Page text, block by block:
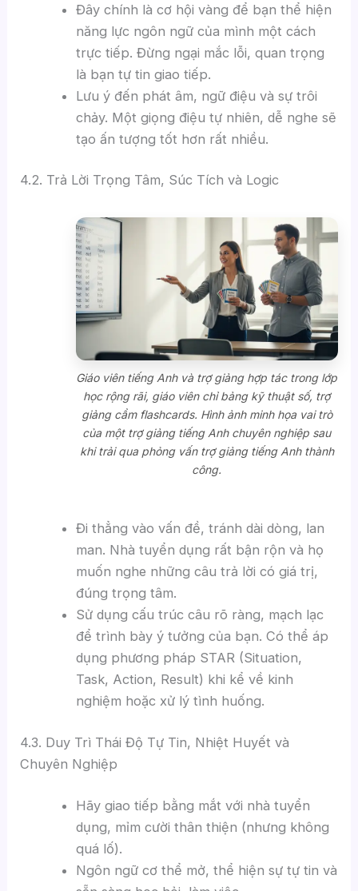
Đây chính là cơ hội vàng để bạn thể hiện
năng lực ngôn ngữ của mình một cách
trực tiếp. Đừng ngại mắc lỗi, quan trọng
là bạn tự tin giao tiếp.
Lưu ý đến phát âm, ngữ điệu và sự trôi
chảy. Một giọng điệu tự nhiên, dễ nghe sẽ
tạo ấn tượng tốt hơn rất nhiều.
4.2. Trả Lời Trọng Tâm, Súc Tích và Logic
Giáo viên tiếng Anh và trợ giảng hợp tác trong lớp
học rộng rãi, giáo viên chỉ bảng kỹ thuật số, trợ
giảng cầm flashcards. Hình ảnh minh họa vai trò
của một trợ giảng tiếng Anh chuyên nghiệp sau
khi trải qua phỏng vấn trợ giảng tiếng Anh thành
công.
Đi thẳng vào vấn đề, tránh dài dòng, lan
man. Nhà tuyển dụng rất bận rộn và họ
muốn nghe những câu trả lời có giá trị,
đúng trọng tâm.
Sử dụng cấu trúc câu rõ ràng, mạch lạc
để trình bày ý tưởng của bạn. Có thể áp
dụng phương pháp STAR (Situation,
Task, Action, Result) khi kể về kinh
nghiệm hoặc xử lý tình huống.
4.3. Duy Trì Thái Độ Tự Tin, Nhiệt Huyết và
Chuyên Nghiệp
Hãy giao tiếp bằng mắt với nhà tuyển
dụng, mỉm cười thân thiện (nhưng không
quá lố).
Ngôn ngữ cơ thể mở, thể hiện sự tự tin và